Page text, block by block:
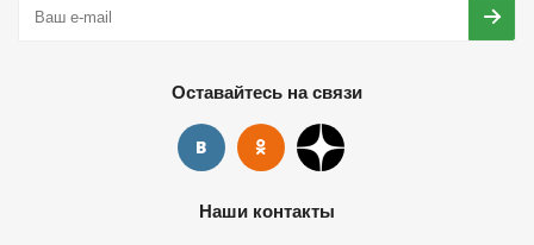
Оставайтесь на связи
Наши контакты